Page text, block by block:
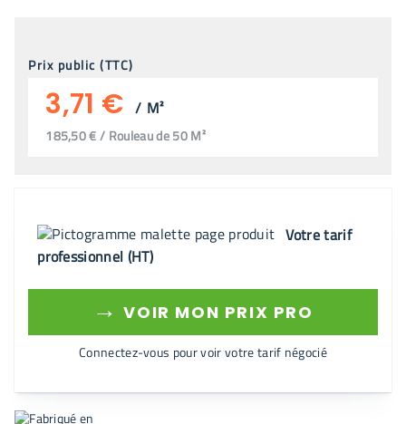
Prix public (TTC)
3,71 € / M²
185,50 € / Rouleau de 50 M²
Votre tarif
professionnel (HT)
→ VOIR MON PRIX PRO
Connectez-vous pour voir votre tarif négocié